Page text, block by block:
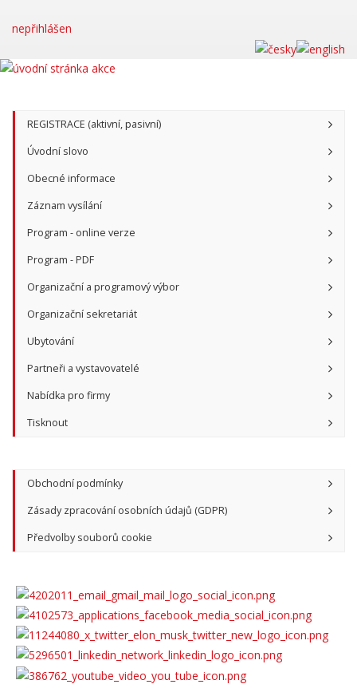
nepřihlášen
REGISTRACE (aktivní, pasivní)
Úvodní slovo
Obecné informace
Záznam vysílání
Program - online verze
Program - PDF
Organizační a programový výbor
Organizační sekretariát
Ubytování
Partneři a vystavovatelé
Nabídka pro firmy
Tisknout
Obchodní podmínky
Zásady zpracování osobních údajů (GDPR)
Předvolby souborů cookie